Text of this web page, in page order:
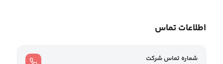
اطلاعات تماس
شماره تماس شرکت